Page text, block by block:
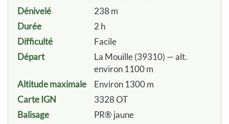
Dénivelé
238 m
Durée
2 h
Difficulté
Facile
Départ
La Mouille (39310) — alt.
environ 1100 m
Altitude maximale
Environ 1300 m
Carte IGN
3328 OT
Balisage
PR® jaune